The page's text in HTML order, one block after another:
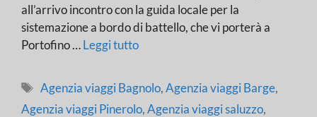
all’arrivo incontro con la guida locale per la
sistemazione a bordo di battello, che vi porterà a
Portofino …Leggi tutto
Tag
Agenzia viaggi Bagnolo,Agenzia viaggi Barge,
Agenzia viaggi Pinerolo,Agenzia viaggi saluzzo,